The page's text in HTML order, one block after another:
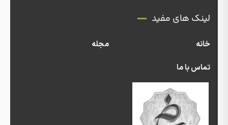
لینک های مفید
خانه
مجله
تماس با ما